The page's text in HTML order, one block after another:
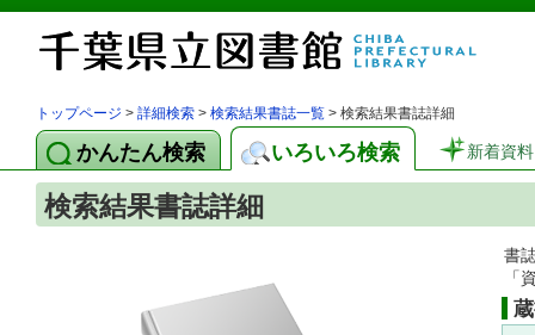
トップページ > 詳細検索 > 検索結果書誌一覧 > 検索結果書誌詳細
かんたん検索 いろいろ検索 新着資料
検索結果書誌詳細
書
「